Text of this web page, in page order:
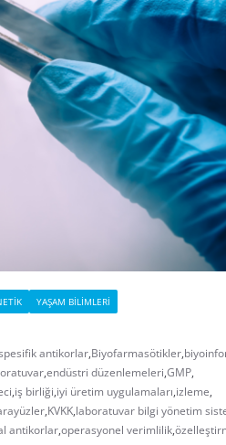
YAŞAM BILIMLERI
antikorlar,Biyofarmasötikler,
,endüstri düzenlemeleri,GMP,
,iş birliği,iyi üretim uygulamaları,izleme,
,KVKK,laboratuvar bilgi yönetim
antikorlar,operasyonel verimlilik,